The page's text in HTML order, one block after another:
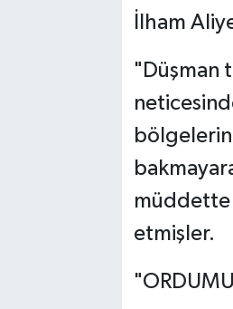
İlham
"Düşman
müddette
etmişler.